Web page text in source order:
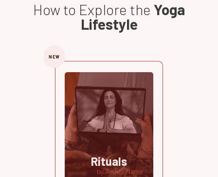
How to Explore the Yoga
Lifestyle
NEW
Rituals
by Author Name